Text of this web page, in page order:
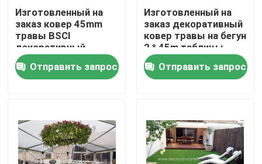
Свяжитесь с нами
Новости
Сделать запрос
Декоративная искусственная трава
Изготовленный на
заказ ковер 45mm
травы BSCI
декоративный
искусственный без
поддержки 100cm *
100cm
Отправить запрос
Изготовленный на
заказ декоративный
ковер травы на бегун
2 * 45m таблицы
таблицы/травы Faux
Отправить запрос